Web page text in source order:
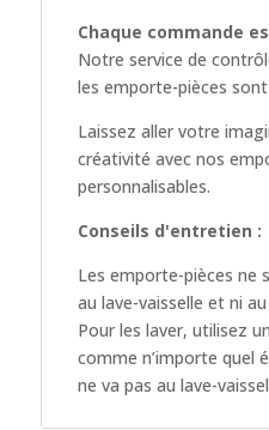
Chaque commande
Notre service de
les emporte-pièces
Laissez aller votre
créativité avec nos
personnalisables.
Conseils d'entretien :
Les emporte-pièces ne
au lave-vaisselle et ni
Pour les laver, utilisez
comme n’importe quel
ne va pas au lave-